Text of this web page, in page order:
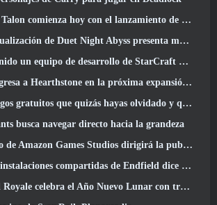
hoy con el lanzamiento de la temporada de Overwatch 1: Conquista
de Duet Night Abyss presenta monturas
de desarrollo de StarCraft Shooter según un informe de un medio coreano
a Hearthstone en la próxima expansión de Cataclysm
que quizás hayas olvidado y que participan en el PvP Fest de Steam
busca navegar directo hacia la grandeza
Games Studios dirigirá la publicación occidental de Aion 2
compartidas de Endfield dice sobre los jugadores
el Año Nuevo Lunar con tres semanas de eventos de Super Horse